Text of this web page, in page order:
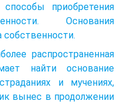
приобретения
Основания
собственности.
распространенная
найти основание
и мучениях,
вынес в продолжении